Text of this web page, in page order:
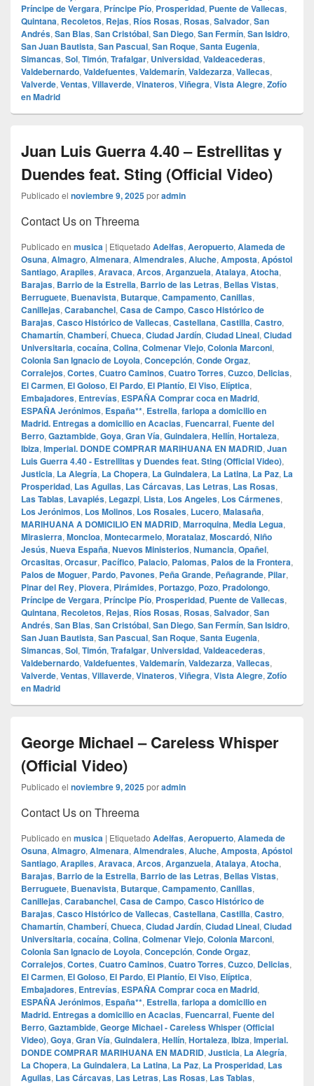
Príncipe de Vergara, Príncipe Pío, Prosperidad, Puente de Vallecas,
Quintana, Recoletos, Rejas, Ríos Rosas, Rosas, Salvador, San
Andrés, San Blas, San Cristóbal, San Diego, San Fermín, San Isidro,
San Juan Bautista, San Pascual, San Roque, Santa Eugenia,
Simancas, Sol, Timón, Trafalgar, Universidad, Valdeacederas,
Valdebernardo, Valdefuentes, Valdemarín, Valdezarza, Vallecas,
Valverde, Ventas, Villaverde, Vinateros, Viñegra, Vista Alegre, Zofío
en Madrid
Juan Luis Guerra 4.40 – Estrellitas y
Duendes feat. Sting (Official Video)
Publicado el noviembre 9, 2025poradmin
Contact Us on Threema
Publicado en musica | Etiquetado Adelfas, Aeropuerto, Alameda de
Osuna, Almagro, Almenara, Almendrales, Aluche, Amposta, Apóstol
Santiago, Arapiles, Aravaca, Arcos, Arganzuela, Atalaya, Atocha,
Barajas, Barrio de la Estrella, Barrio de las Letras, Bellas Vistas,
Berruguete, Buenavista, Butarque, Campamento, Canillas,
Canillejas, Carabanchel, Casa de Campo, Casco Histórico de
Barajas, Casco Histórico de Vallecas, Castellana, Castilla, Castro,
Chamartín, Chamberí, Chueca, Ciudad Jardín, Ciudad Lineal, Ciudad
Universitaria, cocaína, Colina, Colmenar Viejo, Colonia Marconi,
Colonia San Ignacio de Loyola, Concepción, Conde Orgaz,
Corralejos, Cortes, Cuatro Caminos, Cuatro Torres, Cuzco, Delicias,
El Carmen, El Goloso, El Pardo, El Plantío, El Viso, Elíptica,
Embajadores, Entrevías, ESPAÑA Comprar coca en Madrid,
ESPAÑA Jerónimos, España**, Estrella, farlopa a domicilio en
Madrid. Entregas a domicilio en Acacias, Fuencarral, Fuente del
Berro, Gaztambide, Goya, Gran Vía, Guindalera, Hellín, Hortaleza,
Ibiza, Imperial. DONDE COMPRAR MARIHUANA EN MADRID, Juan
Luis Guerra 4.40 - Estrellitas y Duendes feat. Sting (Official Video),
Justicia, La Alegría, La Chopera, La Guindalera, La Latina, La Paz, La
Prosperidad, Las Aguilas, Las Cárcavas, Las Letras, Las Rosas,
Las Tablas, Lavapiés, Legazpi, Lista, Los Angeles, Los Cármenes,
Los Jerónimos, Los Molinos, Los Rosales, Lucero, Malasaña,
MARIHUANA A DOMICILIO EN MADRID, Marroquina, Media Legua,
Mirasierra, Moncloa, Montecarmelo, Moratalaz, Moscardó, Niño
Jesús, Nueva España, Nuevos Ministerios, Numancia, Opañel,
Orcasitas, Orcasur, Pacífico, Palacio, Palomas, Palos de la Frontera,
Palos de Moguer, Pardo, Pavones, Peña Grande, Peñagrande, Pilar,
Pinar del Rey, Piovera, Pirámides, Portazgo, Pozo, Pradolongo,
Príncipe de Vergara, Príncipe Pío, Prosperidad, Puente de Vallecas,
Quintana, Recoletos, Rejas, Ríos Rosas, Rosas, Salvador, San
Andrés, San Blas, San Cristóbal, San Diego, San Fermín, San Isidro,
San Juan Bautista, San Pascual, San Roque, Santa Eugenia,
Simancas, Sol, Timón, Trafalgar, Universidad, Valdeacederas,
Valdebernardo, Valdefuentes, Valdemarín, Valdezarza, Vallecas,
Valverde, Ventas, Villaverde, Vinateros, Viñegra, Vista Alegre, Zofío
en Madrid
George Michael – Careless Whisper
(Official Video)
Publicado el noviembre 9, 2025poradmin
Contact Us on Threema
Publicado en musica | Etiquetado Adelfas, Aeropuerto, Alameda de
Osuna, Almagro, Almenara, Almendrales, Aluche, Amposta, Apóstol
Santiago, Arapiles, Aravaca, Arcos, Arganzuela, Atalaya, Atocha,
Barajas, Barrio de la Estrella, Barrio de las Letras, Bellas Vistas,
Berruguete, Buenavista, Butarque, Campamento, Canillas,
Canillejas, Carabanchel, Casa de Campo, Casco Histórico de
Barajas, Casco Histórico de Vallecas, Castellana, Castilla, Castro,
Chamartín, Chamberí, Chueca, Ciudad Jardín, Ciudad Lineal, Ciudad
Universitaria, cocaína, Colina, Colmenar Viejo, Colonia Marconi,
Colonia San Ignacio de Loyola, Concepción, Conde Orgaz,
Corralejos, Cortes, Cuatro Caminos, Cuatro Torres, Cuzco, Delicias,
El Carmen, El Goloso, El Pardo, El Plantío, El Viso, Elíptica,
Embajadores, Entrevías, ESPAÑA Comprar coca en Madrid,
ESPAÑA Jerónimos, España**, Estrella, farlopa a domicilio en
Madrid. Entregas a domicilio en Acacias, Fuencarral, Fuente del
Berro, Gaztambide, George Michael - Careless Whisper (Official
Video), Goya, Gran Vía, Guindalera, Hellín, Hortaleza, Ibiza, Imperial.
DONDE COMPRAR MARIHUANA EN MADRID, Justicia, La Alegría,
La Chopera, La Guindalera, La Latina, La Paz, La Prosperidad, Las
Aguilas, Las Cárcavas, Las Letras, Las Rosas, Las Tablas,